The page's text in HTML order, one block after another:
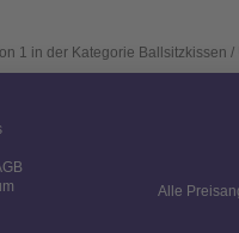
1 in der Kategorie Ballsitzkissen
Alle